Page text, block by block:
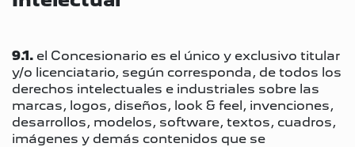
9.1. el Concesionario es el único y exclusivo titular
y/o licenciatario, según corresponda, de todos los
derechos intelectuales e industriales sobre las
marcas, logos, diseños, look & feel, invenciones,
desarrollos, modelos, software, textos, cuadros,
imágenes y demás contenidos que se